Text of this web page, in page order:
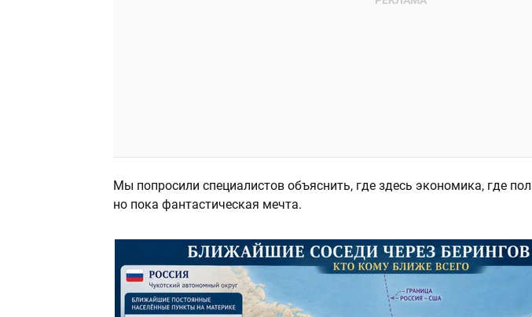
Мы попросили специалистов объяснить, где здесь экономика, где
но пока фантастическая мечта.